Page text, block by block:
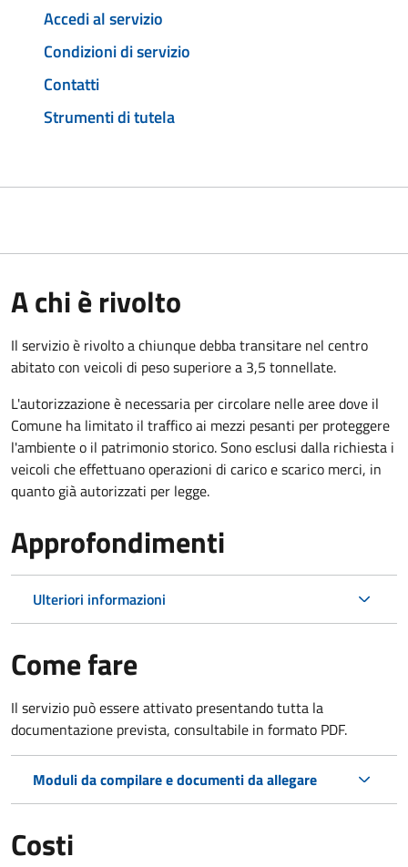
Accedi al servizio
Condizioni di servizio
Contatti
Strumenti di tutela
A chi è rivolto
Il servizio è rivolto a chiunque debba transitare nel centro
abitato con veicoli di peso superiore a 3,5 tonnellate.
L'autorizzazione è necessaria per circolare nelle aree dove il
Comune ha limitato il traffico ai mezzi pesanti per proteggere
l'ambiente o il patrimonio storico. Sono esclusi dalla richiesta i
veicoli che effettuano operazioni di carico e scarico merci, in
quanto già autorizzati per legge.
Approfondimenti
Ulteriori informazioni
Come fare
Il servizio può essere attivato presentando tutta la
documentazione prevista, consultabile in formato PDF.
Moduli da compilare e documenti da allegare
Costi